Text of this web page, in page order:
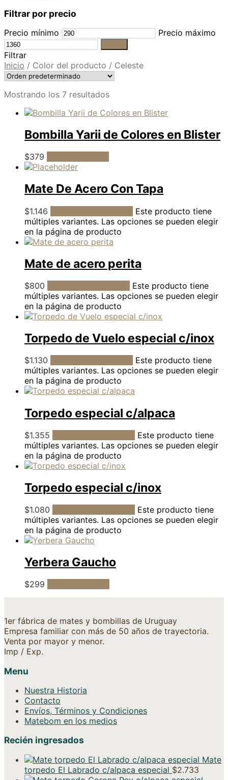
Filtrar por precio
Precio mínimo Precio máximo
Filtrar
Inicio / Color del producto / Celeste
Mostrando los 7 resultados
Bombilla Yarii de Colores en Blister
$379
Mate De Acero Con Tapa
$1.146
Este producto tiene
múltiples variantes. Las opciones se pueden elegir
en la página de producto
Mate de acero perita
$800
Este producto tiene
múltiples variantes. Las opciones se pueden elegir
en la página de producto
Torpedo de Vuelo especial c/inox
$1.130
Este producto tiene
múltiples variantes. Las opciones se pueden elegir
en la página de producto
Torpedo especial c/alpaca
$1.355
Este producto tiene
múltiples variantes. Las opciones se pueden elegir
en la página de producto
Torpedo especial c/inox
$1.080
Este producto tiene
múltiples variantes. Las opciones se pueden elegir
en la página de producto
Yerbera Gaucho
$299
1er fábrica de mates y bombillas de Uruguay
Empresa familiar con más de 50 años de trayectoria.
Venta por mayor y menor.
Imp / Exp.
Menu
Nuestra Historia
Contacto
Envíos, Términos y Condiciones
Matebom en los medios
Recién ingresados
Mate
torpedo El Labrado c/alpaca especial $2.733